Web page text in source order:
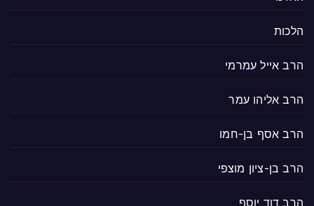
הלכות
הרב אייל עמרמי
הרב אליהו עמר
הרב אסף בן-חמו
הרב בן-ציון מוצפי
הרב דוד יוסף